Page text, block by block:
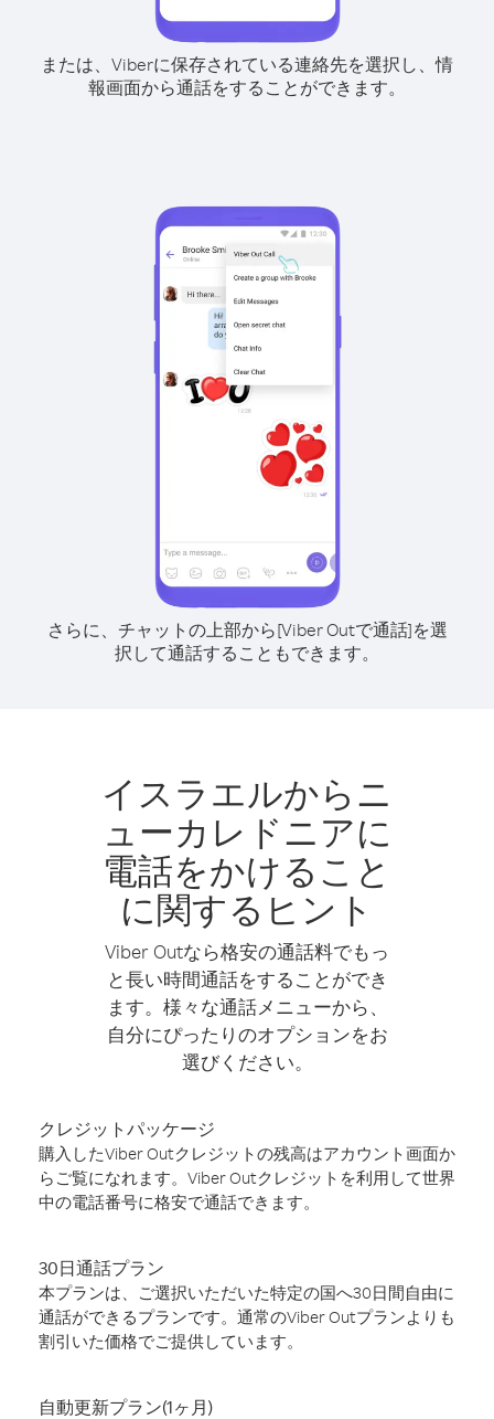
または、Viberに保存されている連絡先を選択し、情
報画面から通話をすることができます。
さらに、チャットの上部から[Viber Outで通話]を選
択して通話することもできます。
イスラエルからニ
ューカレドニアに
電話をかけること
に関するヒント
Viber Outなら格安の通話料でもっ
と長い時間通話をすることができ
ます。様々な通話メニューから、
自分にぴったりのオプションをお
選びください。
クレジットパッケージ
購入したViber Outクレジットの残高はアカウント画面か
らご覧になれます。Viber Outクレジットを利用して世界
中の電話番号に格安で通話できます。
30日通話プラン
本プランは、ご選択いただいた特定の国へ30日間自由に
通話ができるプランです。通常のViber Outプランよりも
割引いた価格でご提供しています。
自動更新プラン(1ヶ月)